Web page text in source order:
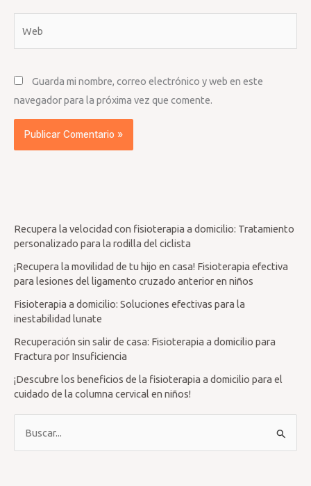
Guarda mi nombre, correo electrónico y web en este
navegador para la próxima vez que comente.
Recupera la velocidad con fisioterapia a domicilio: Tratamiento
personalizado para la rodilla del ciclista
¡Recupera la movilidad de tu hijo en casa! Fisioterapia efectiva
para lesiones del ligamento cruzado anterior en niños
Fisioterapia a domicilio: Soluciones efectivas para la
inestabilidad lunate
Recuperación sin salir de casa: Fisioterapia a domicilio para
Fractura por Insuficiencia
¡Descubre los beneficios de la fisioterapia a domicilio para el
cuidado de la columna cervical en niños!